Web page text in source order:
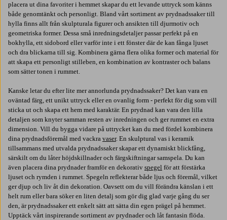
placera ut dina favoriter i hemmet skapar du ett levande uttryck som känns
både genomtänkt och personligt. Bland vårt sortiment av prydnadssaker till
hylla finns allt från skulpturala figurer och ansikten till djurmotiv och
geometriska former. Dessa små inredningsdetaljer passar perfekt på en
bokhylla, ett sidobord eller varför inte i ett fönster där de kan fånga ljuset
och dra blickarna till sig. Kombinera gärna flera olika former och material för
att skapa ett personligt stilleben, en kombination av kontraster och balans
som sätter tonen i rummet.
Kanske letar du efter lite mer annorlunda prydnadssaker? Det kan vara en
oväntad färg, ett unikt uttryck eller en ovanlig form - perfekt för dig som vill
sticka ut och skapa ett hem med karaktär. En prydnad kan vara den lilla
detaljen som knyter samman resten av inredningen och ger rummet en extra
dimension. Vill du bygga vidare på uttrycket kan du med fördel kombinera
dina prydnadsföremål med vackra vaser. En skulptural vas i keramik
tillsammans med utvalda prydnadssaker skapar ett dynamiskt blickfång,
särskilt om du låter höjdskillnader och färgskiftningar samspela. Du kan
även placera dina prydnader framför en dekorativ spegel för att förstärka
ljuset och rymden i rummet. Spegeln reflekterar både ljus och föremål, vilket
ger djup och liv åt din dekoration. Oavsett om du vill förändra känslan i ett
helt rum eller bara söker en liten detalj som gör dig glad varje gång du ser
den, är prydnadssaker ett enkelt sätt att sätta din egen prägel på hemmet.
Upptäck vårt inspirerande sortiment av prydnader och låt fantasin flöda.